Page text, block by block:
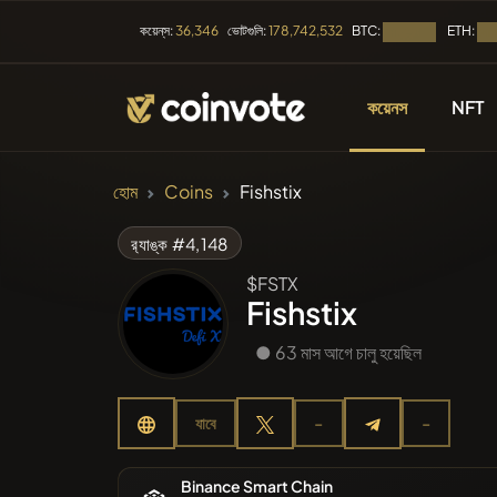
কয়েন্‌স:36,346 ভোটগুলি:178,742,532 BTC: ETH:
কয়েনস NFT
হোম Coins Fishstix
র‌্যাঙ্ক #4,148
$FSTX
Fishstix
● 63 মাস আগে চালু হয়েছিল
যাবে - -
Binance Smart Chain